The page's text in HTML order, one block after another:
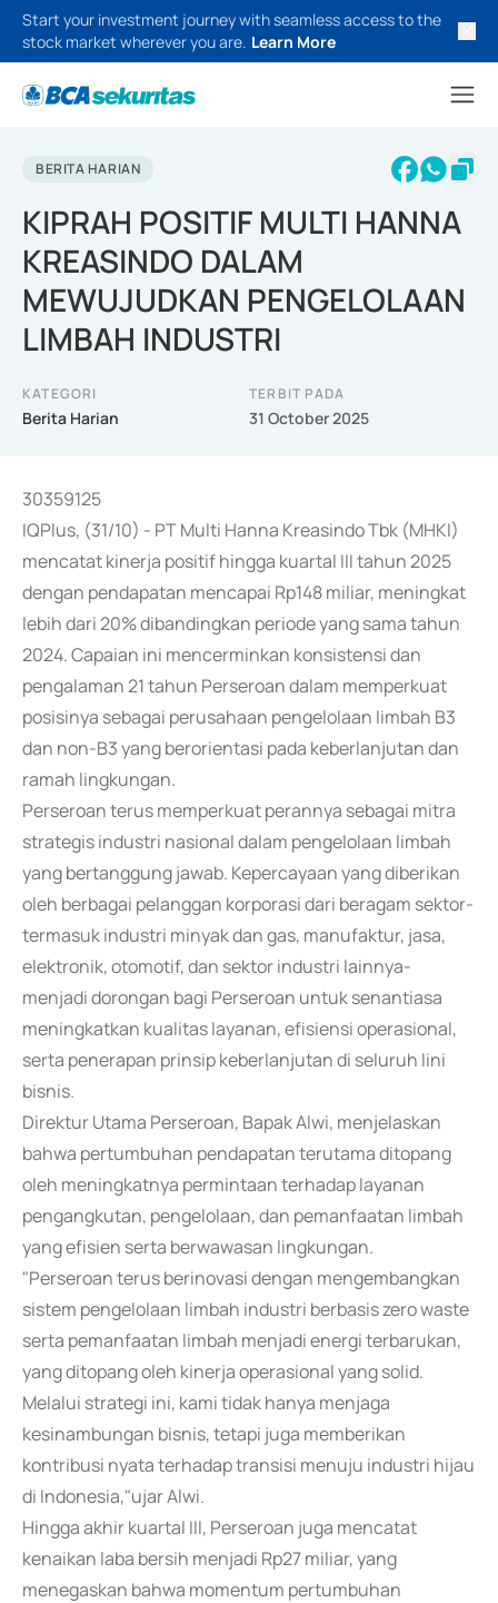
Start your investment journey with seamless access to the
stock market wherever you are. Learn More
BERITA HARIAN
KIPRAH POSITIF MULTI HANNA
KREASINDO DALAM
MEWUJUDKAN PENGELOLAAN
LIMBAH INDUSTRI
KATEGORI
Berita Harian
TERBIT PADA
31 October 2025
30359125
IQPlus, (31/10) - PT Multi Hanna Kreasindo Tbk (MHKI)
mencatat kinerja positif hingga kuartal III tahun 2025
dengan pendapatan mencapai Rp148 miliar, meningkat
lebih dari 20% dibandingkan periode yang sama tahun
2024. Capaian ini mencerminkan konsistensi dan
pengalaman 21 tahun Perseroan dalam memperkuat
posisinya sebagai perusahaan pengelolaan limbah B3
dan non-B3 yang berorientasi pada keberlanjutan dan
ramah lingkungan.
Perseroan terus memperkuat perannya sebagai mitra
strategis industri nasional dalam pengelolaan limbah
yang bertanggung jawab. Kepercayaan yang diberikan
oleh berbagai pelanggan korporasi dari beragam sektor-
termasuk industri minyak dan gas, manufaktur, jasa,
elektronik, otomotif, dan sektor industri lainnya-
menjadi dorongan bagi Perseroan untuk senantiasa
meningkatkan kualitas layanan, efisiensi operasional,
serta penerapan prinsip keberlanjutan di seluruh lini
bisnis.
Direktur Utama Perseroan, Bapak Alwi, menjelaskan
bahwa pertumbuhan pendapatan terutama ditopang
oleh meningkatnya permintaan terhadap layanan
pengangkutan, pengelolaan, dan pemanfaatan limbah
yang efisien serta berwawasan lingkungan.
"Perseroan terus berinovasi dengan mengembangkan
sistem pengelolaan limbah industri berbasis zero waste
serta pemanfaatan limbah menjadi energi terbarukan,
yang ditopang oleh kinerja operasional yang solid.
Melalui strategi ini, kami tidak hanya menjaga
kesinambungan bisnis, tetapi juga memberikan
kontribusi nyata terhadap transisi menuju industri hijau
di Indonesia,"ujar Alwi.
Hingga akhir kuartal III, Perseroan juga mencatat
kenaikan laba bersih menjadi Rp27 miliar, yang
menegaskan bahwa momentum pertumbuhan